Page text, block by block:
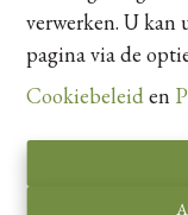
verwerken. U kan
pagina via de
Cookiebeleiden
Totaalconcept:
+ Gelegen op een
+ Bewoonbare
zolderruimte)
energiezuinigheid,
+ 8 zonnepanelen